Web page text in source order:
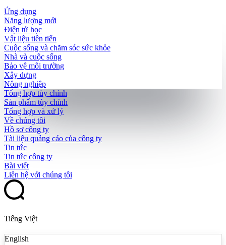
Ứng dụng
Năng lượng mới
Điện tử học
Vật liệu tiên tiến
Cuộc sống và chăm sóc sức khỏe
Nhà và cuộc sống
Bảo vệ môi trường
Xây dựng
Nông nghiệp
Tổng hợp tùy chỉnh
Sản phẩm tùy chỉnh
Tổng hợp và xử lý
Về chúng tôi
Hồ sơ công ty
Tài liệu quảng cáo của công ty
Tin tức
Tin tức công ty
Bài viết
Liên hệ với chúng tôi
Tiếng Việt
English